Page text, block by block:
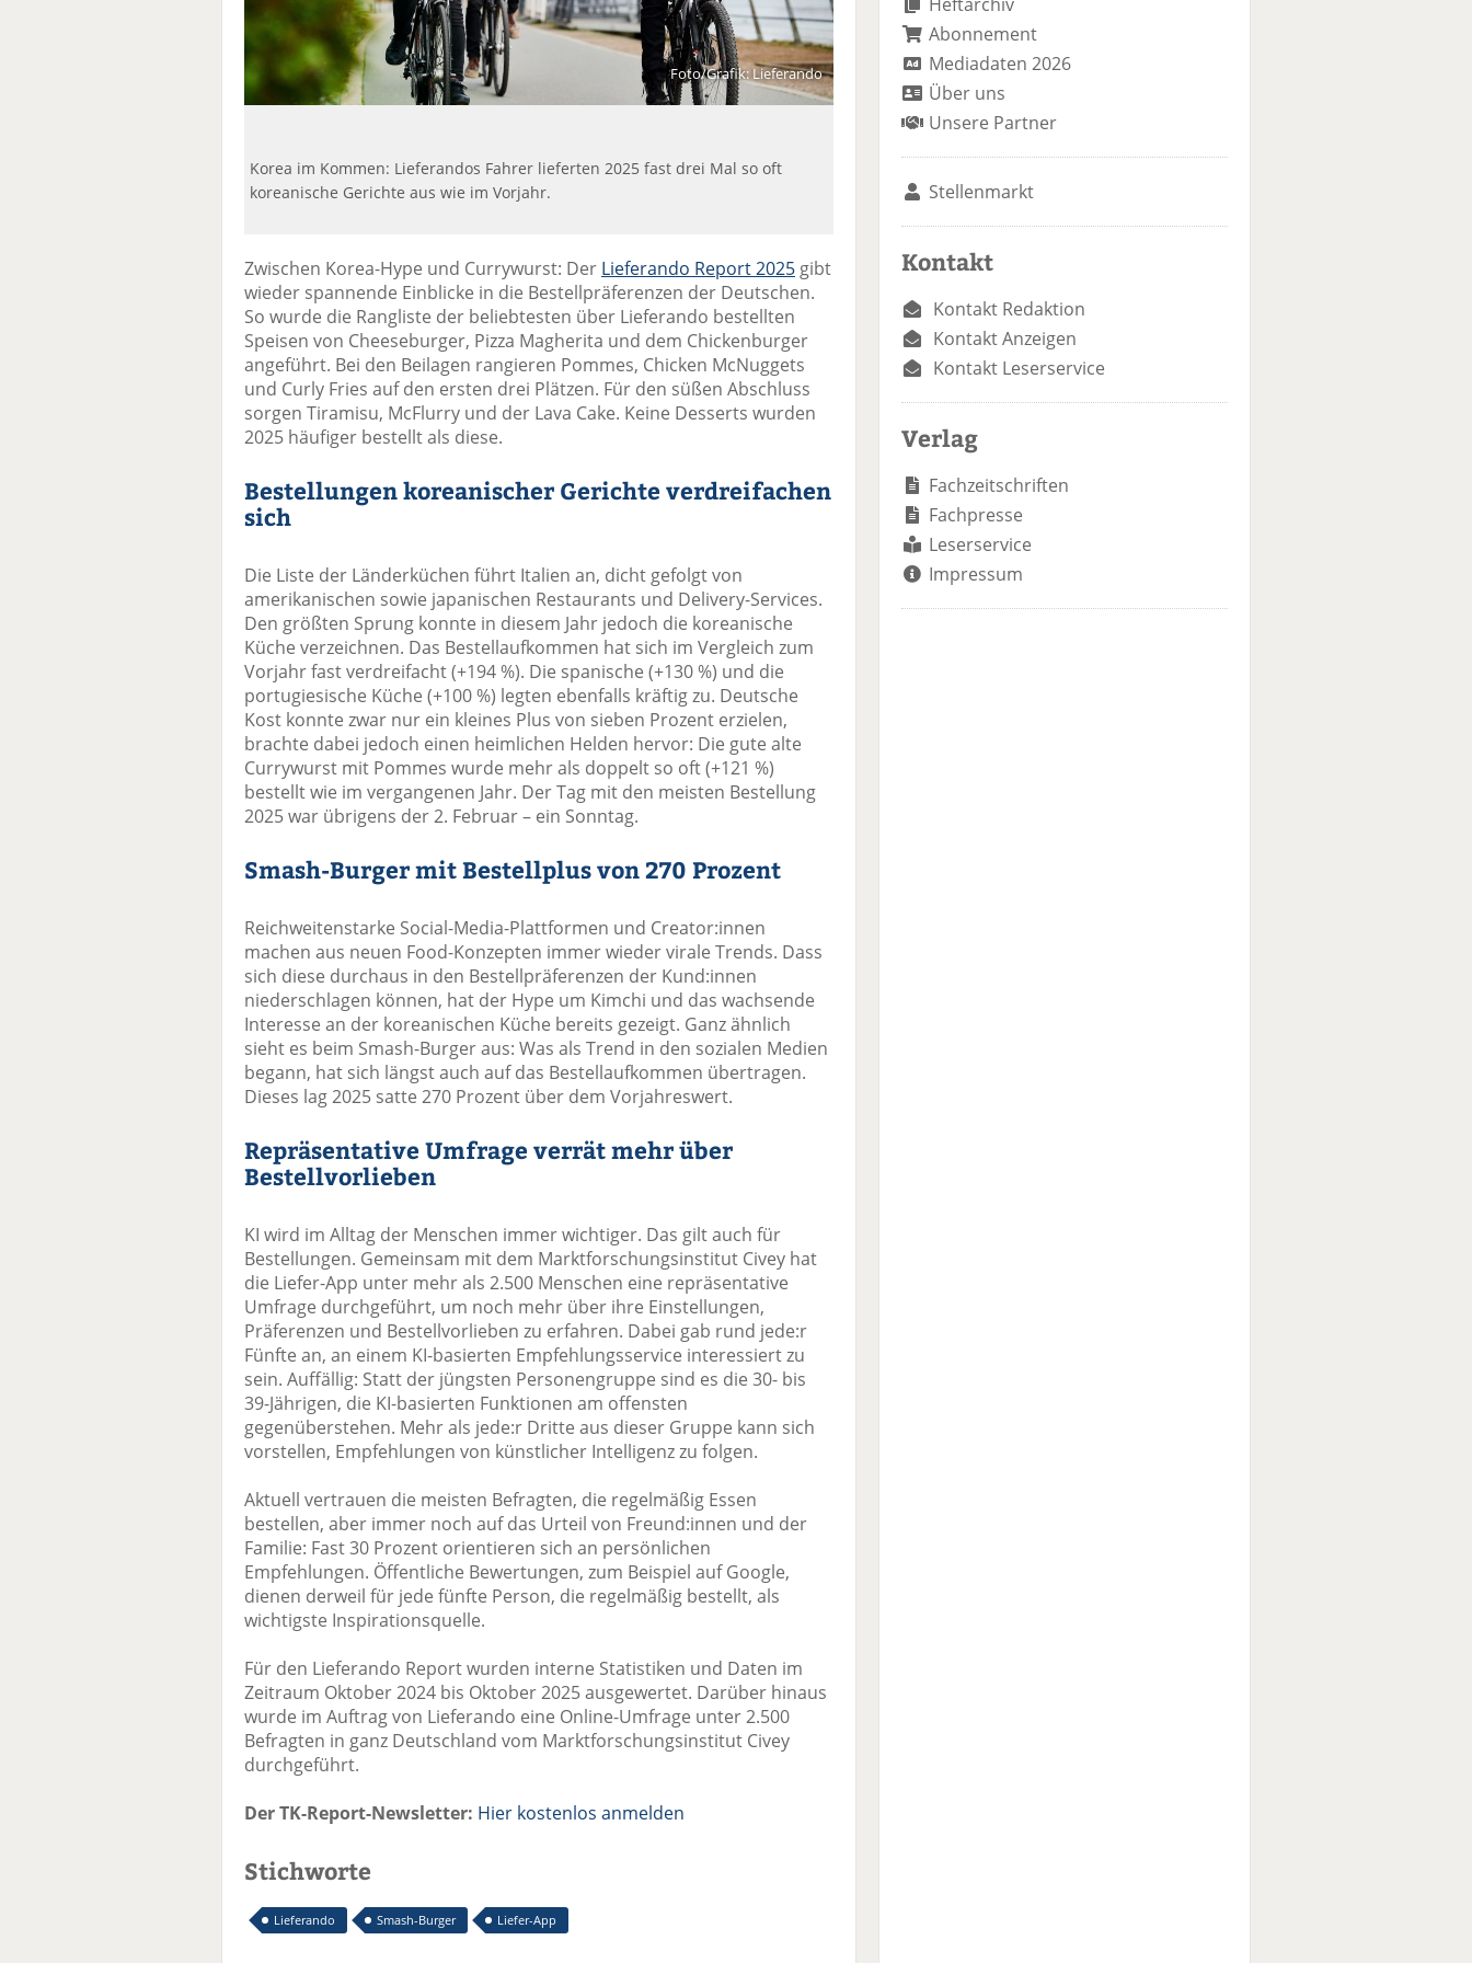
Foto/Grafik: Lieferando
Korea im Kommen: Lieferandos Fahrer lieferten 2025 fast drei Mal so oft
koreanische Gerichte aus wie im Vorjahr.
Zwischen Korea-Hype und Currywurst: Der Lieferando Report 2025gibt
wieder spannende Einblicke in die Bestellpräferenzen der Deutschen.
So wurde die Rangliste der beliebtesten über Lieferando bestellten
Speisen von Cheeseburger, Pizza Magherita und dem Chickenburger
angeführt. Bei den Beilagen rangieren Pommes, Chicken McNuggets
und Curly Fries auf den ersten drei Plätzen. Für den süßen Abschluss
sorgen Tiramisu, McFlurry und der Lava Cake. Keine Desserts wurden
2025 häufiger bestellt als diese.
Bestellungen koreanischer Gerichte verdreifachen
sich
Die Liste der Länderküchen führt Italien an, dicht gefolgt von
amerikanischen sowie japanischen Restaurants und Delivery-Services.
Den größten Sprung konnte in diesem Jahr jedoch die koreanische
Küche verzeichnen. Das Bestellaufkommen hat sich im Vergleich zum
Vorjahr fast verdreifacht (+194 %). Die spanische (+130 %) und die
portugiesische Küche (+100 %) legten ebenfalls kräftig zu. Deutsche
Kost konnte zwar nur ein kleines Plus von sieben Prozent erzielen,
brachte dabei jedoch einen heimlichen Helden hervor: Die gute alte
Currywurst mit Pommes wurde mehr als doppelt so oft (+121 %)
bestellt wie im vergangenen Jahr. Der Tag mit den meisten Bestellung
2025 war übrigens der 2. Februar – ein Sonntag.
Smash-Burger mit Bestellplus von 270 Prozent
Reichweitenstarke Social-Media-Plattformen und Creator:innen
machen aus neuen Food-Konzepten immer wieder virale Trends. Dass
sich diese durchaus in den Bestellpräferenzen der Kund:innen
niederschlagen können, hat der Hype um Kimchi und das wachsende
Interesse an der koreanischen Küche bereits gezeigt. Ganz ähnlich
sieht es beim Smash-Burger aus: Was als Trend in den sozialen Medien
begann, hat sich längst auch auf das Bestellaufkommen übertragen.
Dieses lag 2025 satte 270 Prozent über dem Vorjahreswert.
Repräsentative Umfrage verrät mehr über
Bestellvorlieben
KI wird im Alltag der Menschen immer wichtiger. Das gilt auch für
Bestellungen. Gemeinsam mit dem Marktforschungsinstitut Civey hat
die Liefer-App unter mehr als 2.500 Menschen eine repräsentative
Umfrage durchgeführt, um noch mehr über ihre Einstellungen,
Präferenzen und Bestellvorlieben zu erfahren. Dabei gab rund jede:r
Fünfte an, an einem KI-basierten Empfehlungsservice interessiert zu
sein. Auffällig: Statt der jüngsten Personengruppe sind es die 30- bis
39-Jährigen, die KI-basierten Funktionen am offensten
gegenüberstehen. Mehr als jede:r Dritte aus dieser Gruppe kann sich
vorstellen, Empfehlungen von künstlicher Intelligenz zu folgen.
Aktuell vertrauen die meisten Befragten, die regelmäßig Essen
bestellen, aber immer noch auf das Urteil von Freund:innen und der
Familie: Fast 30 Prozent orientieren sich an persönlichen
Empfehlungen. Öffentliche Bewertungen, zum Beispiel auf Google,
dienen derweil für jede fünfte Person, die regelmäßig bestellt, als
wichtigste Inspirationsquelle.
Für den Lieferando Report wurden interne Statistiken und Daten im
Zeitraum Oktober 2024 bis Oktober 2025 ausgewertet. Darüber hinaus
wurde im Auftrag von Lieferando eine Online-Umfrage unter 2.500
Befragten in ganz Deutschland vom Marktforschungsinstitut Civey
durchgeführt.
Der TK-Report-Newsletter: Hier kostenlos anmelden
Stichworte
Lieferando Smash-Burger Liefer-App
Abonnement
Mediadaten 2026
Über uns
Unsere Partner
Stellenmarkt
Kontakt
Kontakt Redaktion
Kontakt Anzeigen
Kontakt Leserservice
Verlag
Fachzeitschriften
Fachpresse
Leserservice
Impressum